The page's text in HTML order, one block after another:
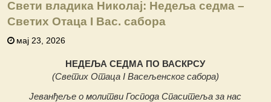
Свети владика Николај: Недеља седма –
Светих Отаца I Вас. сабора
мај 23, 2026
НЕДЕЉА СЕДМА ПО ВАСКРСУ
(Светих Отаца I Васељенског сабора)
Јеванђеље о молитви Господа Спаситеља за нас